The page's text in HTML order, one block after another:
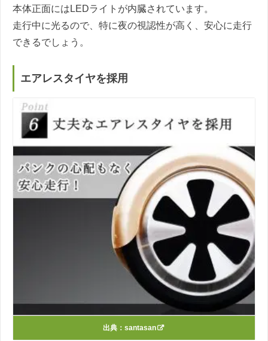
本体正面にはLEDライトが内臓されています。
走行中に光るので、特に夜の視認性が高く、安心に走行
できるでしょう。
エアレスタイヤを採用
出典： santasan